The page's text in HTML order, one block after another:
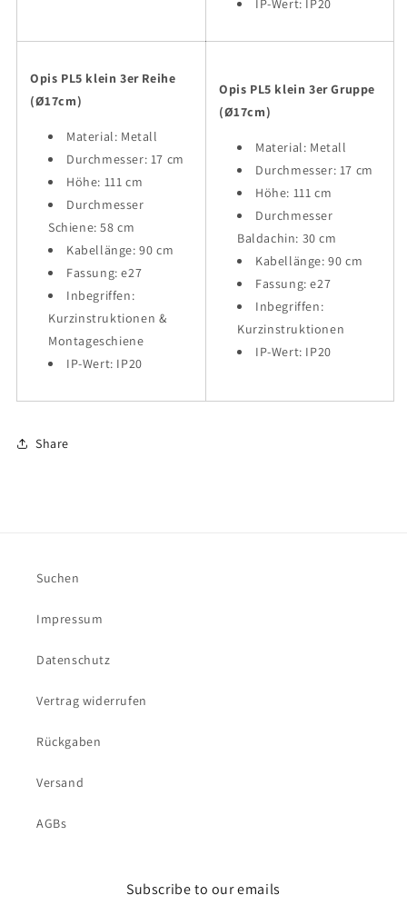
IP-Wert: IP20
Opis PL5 klein 3er Reihe
(Ø17cm)
Material: Metall
Durchmesser: 17 cm
Höhe: 111 cm
Durchmesser
Schiene: 58 cm
Kabellänge: 90 cm
Fassung: e27
Inbegriffen:
Kurzinstruktionen &
Montageschiene
IP-Wert: IP20
Opis PL5 klein 3er Gruppe
(Ø17cm)
Material: Metall
Durchmesser: 17 cm
Höhe: 111 cm
Durchmesser
Baldachin: 30 cm
Kabellänge: 90 cm
Fassung: e27
Inbegriffen:
Kurzinstruktionen
IP-Wert: IP20
Share
Suchen
Impressum
Datenschutz
Vertrag widerrufen
Rückgaben
Versand
AGBs
Subscribe to our emails